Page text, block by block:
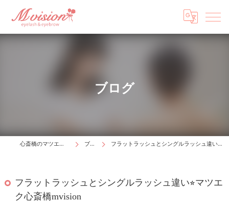
ブログ
心斎橋のマツエクはM vision ブログ フラットラッシュとシングルラッシュ違い⭐︎マツエク心斎橋mvision
フラットラッシュとシングルラッシュ違い⭐︎マツエ
ク心斎橋mvision